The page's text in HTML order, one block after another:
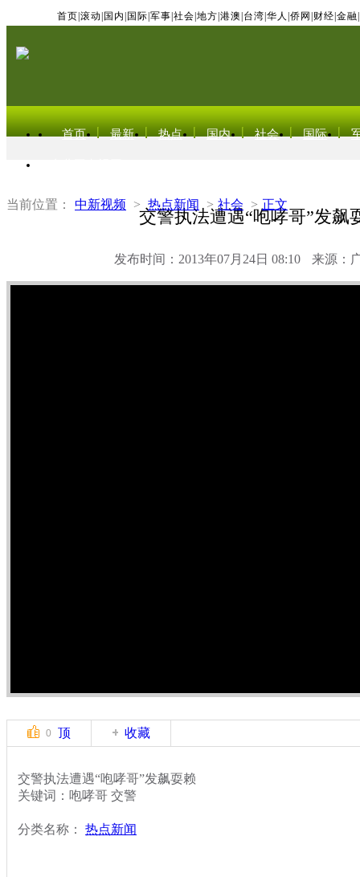
首页 滚动 国内 国际 军事 社会 地方 港澳 台湾 华人 侨网 财经 金融
首页 最新 热点 国内 社会 国际
当前位置： 中新视频 > 热点新闻 > 社会 > 正文
交警执法遭遇“咆哮哥”发飙
发布时间：2013年07月24日 08:10 来源：
0 顶 收藏
交警执法遭遇“咆哮哥”发飙耍赖
关键词：咆哮哥 交警
分类名称： 热点新闻